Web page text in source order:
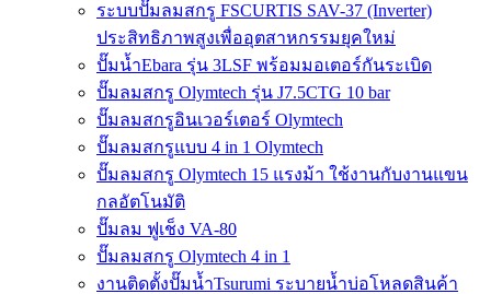
ระบบปั๊มลมสกรู FSCURTIS SAV-37 (Inverter)
ประสิทธิภาพสูงเพื่ออุตสาหกรรมยุคใหม่
ปั๊มน้ำEbara รุ่น 3LSF พร้อมมอเตอร์กันระเบิด
ปั๊มลมสกรู Olymtech รุ่น J7.5CTG 10 bar
ปั๊มลมสกรูอินเวอร์เตอร์ Olymtech
ปั๊มลมสกรูแบบ 4 in 1 Olymtech
ปั๊มลมสกรู Olymtech 15 แรงม้า ใช้งานกับงานแขน
กลอัตโนมัติ
ปั๊มลม ฟูเช็ง VA-80
ปั๊มลมสกรู Olymtech 4 in 1
งานติดตั้งปั๊มน้ำTsurumi ระบายน้ำบ่อโหลดสินค้า